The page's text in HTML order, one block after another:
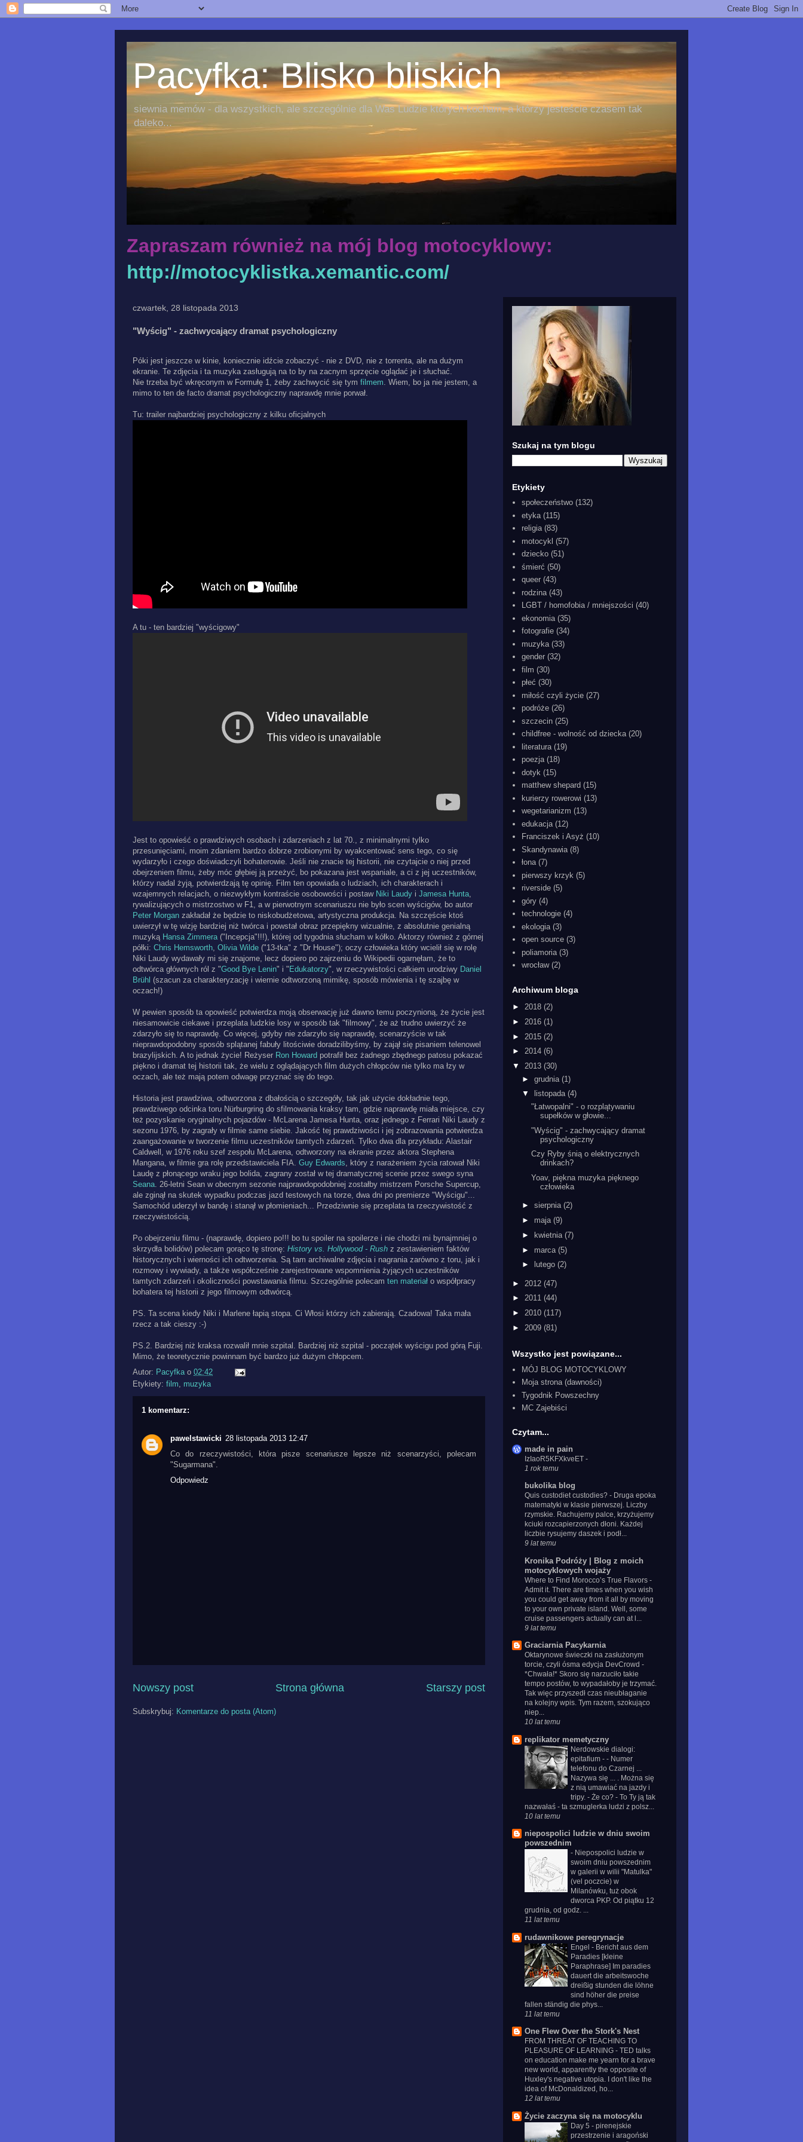
Pacyfka: Blisko bliskich
siewnia memów - dla wszystkich, ale szczególnie dla Was Ludzie których kocham, a którzy jesteście czasem tak
daleko...
Zapraszam również na mój blog motocyklowy:
http://motocyklistka.xemantic.com/
czwartek, 28 listopada 2013
"Wyścig" - zachwycający dramat psychologiczny
Póki jest jeszcze w kinie, koniecznie idźcie zobaczyć - nie z DVD, nie z torrenta, ale na dużym
ekranie. Te zdjęcia i ta muzyka zasługują na to by na zacnym sprzęcie oglądać je i słuchać.
Nie trzeba być wkręconym w Formułę 1, żeby zachwycić się tym filmem. Wiem, bo ja nie jestem, a
mimo to ten de facto dramat psychologiczny naprawdę mnie porwał.
Tu: trailer najbardziej psychologiczny z kilku oficjalnych
A tu - ten bardziej "wyścigowy"
Jest to opowieść o prawdziwych osobach i zdarzeniach z lat 70., z minimalnymi tylko
przesunięciami, moim zdaniem bardzo dobrze zrobionymi by wyakcentować sens tego, co się
wydarzyło i czego doświadczyli bohaterowie. Jeśli nie znacie tej historii, nie czytajcie o niej przed
obejrzeniem filmu, żeby móc głębiej ją przeżyć, bo pokazana jest wspaniale, a ci z jej uczestników,
którzy nadal żyją, potwierdzają tę opinię. Film ten opowiada o ludziach, ich charakterach i
wzajemnych relacjach, o niezwykłym kontraście osobowości i postaw Niki Laudy i Jamesa Hunta,
rywalizujących o mistrzostwo w F1, a w pierwotnym scenariuszu nie było scen wyścigów, bo autor
Peter Morgan zakładał że będzie to niskobudżetowa, artystyczna produkcja. Na szczęście ktoś
uwierzył w tę wizję bardziej niż twórca i powstał obraz przepiękny wizualnie, z absolutnie genialną
muzyką Hansa Zimmera("Incepcja"!!!), której od tygodnia słucham w kółko. Aktorzy również z górnej
półki: Chris Hemsworth, Olivia Wilde ("13-tka" z "Dr House"); oczy człowieka który wcielił się w rolę
Niki Laudy wydawały mi się znajome, lecz dopiero po zajrzeniu do Wikipedii ogarnęłam, że to
odtwórca głównych ról z "Good Bye Lenin" i " Edukatorzy", w rzeczywistości całkiem urodziwy Daniel
Brühl (szacun za charakteryzację i wiernie odtworzoną mimikę, sposób mówienia i tę szajbę w
oczach!)
W pewien sposób ta opowieść potwierdza moją obserwację już dawno temu poczynioną, że życie jest
niesamowicie ciekawe i przeplata ludzkie losy w sposób tak "filmowy", że aż trudno uwierzyć że
zdarzyło się to naprawdę. Co więcej, gdyby nie zdarzyło się naprawdę, scenarzyście w tak
nieprawdopodobny sposób splątanej fabuły litościwie doradzilibyśmy, by zajął się pisaniem telenowel
brazylijskich. A to jednak życie! Reżyser Ron Howard potrafił bez żadnego zbędnego patosu pokazać
piękno i dramat tej historii tak, że wielu z oglądających film dużych chłopców nie tylko ma łzy w
oczach, ale też mają potem odwagę przyznać się do tego.
Historia jest prawdziwa, odtworzona z dbałością o szczegóły, tak jak użycie dokładnie tego,
prawdziwego odcinka toru Nürburgring do sfilmowania kraksy tam, gdzie naprawdę miała miejsce, czy
też pozyskanie oryginalnych pojazdów - McLarena Jamesa Hunta, oraz jednego z Ferrari Niki Laudy z
sezonu 1976, by zagrały w filmie same siebie. Jakość tej prawdziwości i jej zobrazowania potwierdza
zaangażowanie w tworzenie filmu uczestników tamtych zdarzeń. Tylko dwa dla przykładu: Alastair
Caldwell, w 1976 roku szef zespołu McLarena, odtworzony na ekranie przez aktora Stephena
Mangana, w filmie gra rolę przedstawiciela FIA. Guy Edwards, który z narażeniem życia ratował Niki
Laudę z płonącego wraku jego bolida, zagrany został w tej dramatycznej scenie przez swego syna
Seana. 26-letni Sean w obecnym sezonie najprawdopodobniej zostałby mistrzem Porsche Supercup,
ale zginął na skutek wypadku podczas jazd testowych na torze, dwa dni po premierze "Wyścigu"...
Samochód uderzył w bandę i stanął w płomieniach... Przedziwnie się przeplata ta rzeczywistość z
rzeczywistością.
Po obejrzeniu filmu - (naprawdę, dopiero po!!! bo tu spoiler na spoilerze i nie chodzi mi bynajmniej o
skrzydła bolidów) polecam gorąco tę stronę: History vs. Hollywood - Rush z zestawieniem faktów
historycznych i wierności ich odtworzenia. Są tam archiwalne zdjęcia i nagrania zarówno z toru, jak i
rozmowy i wywiady, a także współcześnie zarejestrowane wspomnienia żyjących uczestników
tamtych zdarzeń i okoliczności powstawania filmu. Szczególnie polecam ten materiał o współpracy
bohatera tej historii z jego filmowym odtwórcą.
PS. Ta scena kiedy Niki i Marlene łapią stopa. Ci Włosi którzy ich zabierają. Czadowa! Taka mała
rzecz a tak cieszy :-)
PS.2. Bardziej niż kraksa rozwalił mnie szpital. Bardziej niż szpital - początek wyścigu pod górą Fuji.
Mimo, że teoretycznie powinnam być bardzo już dużym chłopcem.
Autor: Pacyfka o 02:42
Etykiety: film muzyka
1 komentarz:
pawelstawicki 28 listopada 2013 12:47
Co do rzeczywistości, która pisze scenariusze lepsze niż scenarzyści, polecam
"Sugarmana".
Odpowiedz
Nowszy post Starszy post
Strona główna
Subskrybuj: Komentarze do posta (Atom)
Szukaj na tym blogu
Etykiety
społeczeństwo (132)
etyka (115)
religia (83)
motocykl (57)
dziecko (51)
śmierć (50)
queer (43)
rodzina (43)
LGBT / homofobia / mniejszości (40)
ekonomia (35)
fotografie (34)
muzyka (33)
gender (32)
film (30)
płeć (30)
miłość czyli życie (27)
podróże (26)
szczecin (25)
childfree - wolność od dziecka (20)
literatura (19)
poezja (18)
dotyk (15)
matthew shepard (15)
kurierzy rowerowi (13)
wegetarianizm (13)
edukacja (12)
Franciszek i Asyż (10)
Skandynawia (8)
łona (7)
pierwszy krzyk (5)
riverside (5)
góry (4)
technologie (4)
ekologia (3)
open source (3)
poliamoria (3)
wrocław (2)
Archiwum bloga
► 2018 (2)
► 2016 (1)
► 2015 (2)
► 2014 (6)
▼ 2013 (30)
► grudnia (1)
▼
listopada (4)
"Łatwopalni" - o rozplątywaniu
supełków w głowie...
"Wyścig" - zachwycający dramat
psychologiczny
Czy Ryby śnią o elektrycznych
drinkach?
Yoav, piękna muzyka pięknego
człowieka
► sierpnia (2)
► maja (9)
►
kwietnia (7)
► marca (5)
►
lutego (2)
► 2012 (47)
► 2011 (44)
► 2010 (117)
► 2009 (81)
Wszystko jest powiązane...
MÓJ BLOG MOTOCYKLOWY
Moja strona (dawności)
Tygodnik Powszechny
MC Zajebiści
Czytam...
made in pain
IzIaoR5KFXkveET -
1 rok temu
bukolika blog
Quis custodiet custodies? - Druga epoka
matematyki w klasie pierwszej. Liczby
rzymskie. Rachujemy palce, krzyżujemy
kciuki rozcapierzonych dłoni. Każdej
liczbie rysujemy daszek i podł...
9 lat temu
Kronika Podróży | Blog z moich
motocyklowych wojaży
Where to Find Morocco’s True Flavors -
Admit it. There are times when you wish
you could get away from it all by moving
to your own private island. Well, some
cruise passengers actually can at l...
9 lat temu
Graciarnia Pacykarnia
Oktarynowe świeczki na zasłużonym
torcie, czyli ósma edycja DevCrowd -
*Chwała!* Skoro się narzuciło takie
tempo postów, to wypadałoby je trzymać.
Tak więc przyszedł czas nieubłaganie
na kolejny wpis. Tym razem, szokująco
niep...
10 lat temu
replikator memetyczny
Nerdowskie dialogi:
epitafium - - Numer
telefonu do Czarnej ...
Nazywa się ... . Można się
z nią umawiać na jazdy i
tripy. - Że co? - To Ty ją tak
nazwałaś - ta szmuglerka ludzi z polsz...
10 lat temu
niepospolici ludzie w dniu swoim
powszednim
- Niepospolici ludzie w
swoim dniu powszednim
w galerii w wilii "Matulka"
(vel poczcie) w
Milanówku, tuż obok
dworca PKP. Od piątku 12
grudnia, od godz. ...
11 lat temu
rudawnikowe peregrynacje
Engel - Bericht aus dem
Paradies [kleine
Paraphrase] Im paradies
dauert die arbeitswoche
dreißig stunden die löhne
sind höher die preise
fallen ständig die phys...
11 lat temu
One Flew Over the Stork's Nest
FROM THREAT OF TEACHING TO
PLEASURE OF LEARNING - TED talks
on education make me yearn for a brave
new world, apparently the opposite of
Huxley's negative utopia. I don't like the
idea of McDonaldized, ho...
12 lat temu
Życie zaczyna się na motocyklu
Day 5 - pirenejskie
przestrzenie i aragoński